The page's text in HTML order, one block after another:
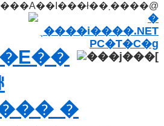
�G���A��I���ł��܂����@